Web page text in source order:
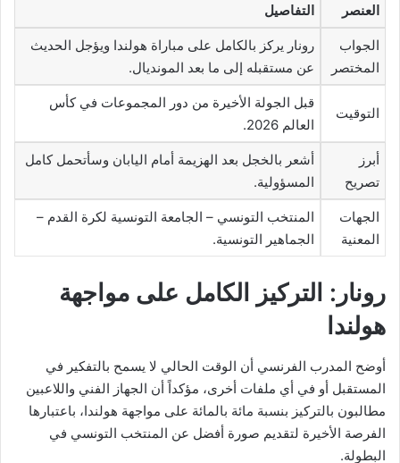
العنصر التفاصيل
الجواب
المختصر
رونار يركز بالكامل على مباراة هولندا ويؤجل الحديث
عن مستقبله إلى ما بعد المونديال.
التوقيت
قبل الجولة الأخيرة من دور المجموعات في كأس
العالم 2026.
أبرز
تصريح
أشعر بالخجل بعد الهزيمة أمام اليابان وسأتحمل كامل
المسؤولية.
الجهات
المعنية
المنتخب التونسي – الجامعة التونسية لكرة القدم –
الجماهير التونسية.
رونار: التركيز الكامل على مواجهة
هولندا
أوضح المدرب الفرنسي أن الوقت الحالي لا يسمح بالتفكير في
المستقبل أو في أي ملفات أخرى، مؤكداً أن الجهاز الفني واللاعبين
مطالبون بالتركيز بنسبة مائة بالمائة على مواجهة هولندا، باعتبارها
الفرصة الأخيرة لتقديم صورة أفضل عن المنتخب التونسي في
البطولة.